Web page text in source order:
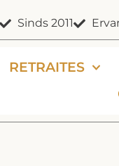
Sinds 2011
RETRAITES